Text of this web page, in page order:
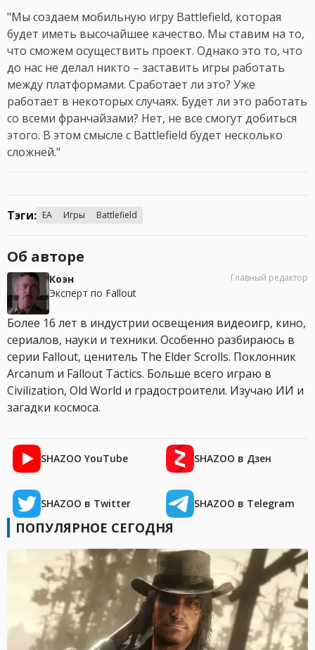
"Мы создаем мобильную игру Battlefield, которая
будет иметь высочайшее качество. Мы ставим на то,
что сможем осуществить проект. Однако это то, что
до нас не делал никто – заставить игры работать
между платформами. Сработает ли это? Уже
работает в некоторых случаях. Будет ли это работать
со всеми франчайзами? Нет, не все смогут добиться
этого. В этом смысле с Battlefield будет несколько
сложней."
Тэги: EA Игры Battlefield
Об авторе
Коэн
Эксперт по Fallout
Главный редактор
Более 16 лет в индустрии освещения видеоигр, кино,
сериалов, науки и техники. Особенно разбираюсь в
серии Fallout, ценитель The Elder Scrolls. Поклонник
Arcanum и Fallout Tactics. Больше всего играю в
Civilization, Old World и градостроители. Изучаю ИИ и
загадки космоса.
SHAZOO YouTube SHAZOO в Дзен
SHAZOO в Twitter SHAZOO в Telegram
ПОПУЛЯРНОЕ СЕГОДНЯ